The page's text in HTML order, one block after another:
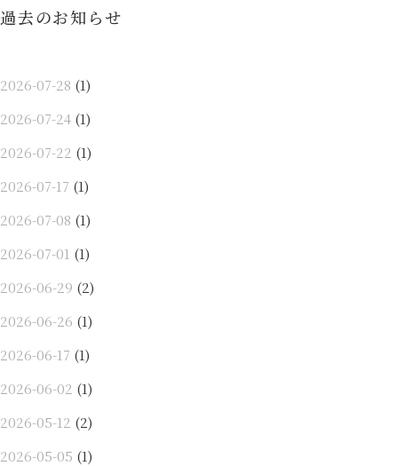
過去のお知らせ
2026-07-28 (1)
2026-07-24 (1)
2026-07-22 (1)
2026-07-17 (1)
2026-07-08 (1)
2026-07-01 (1)
2026-06-29 (2)
2026-06-26 (1)
2026-06-17 (1)
2026-06-02 (1)
2026-05-12 (2)
2026-05-05 (1)